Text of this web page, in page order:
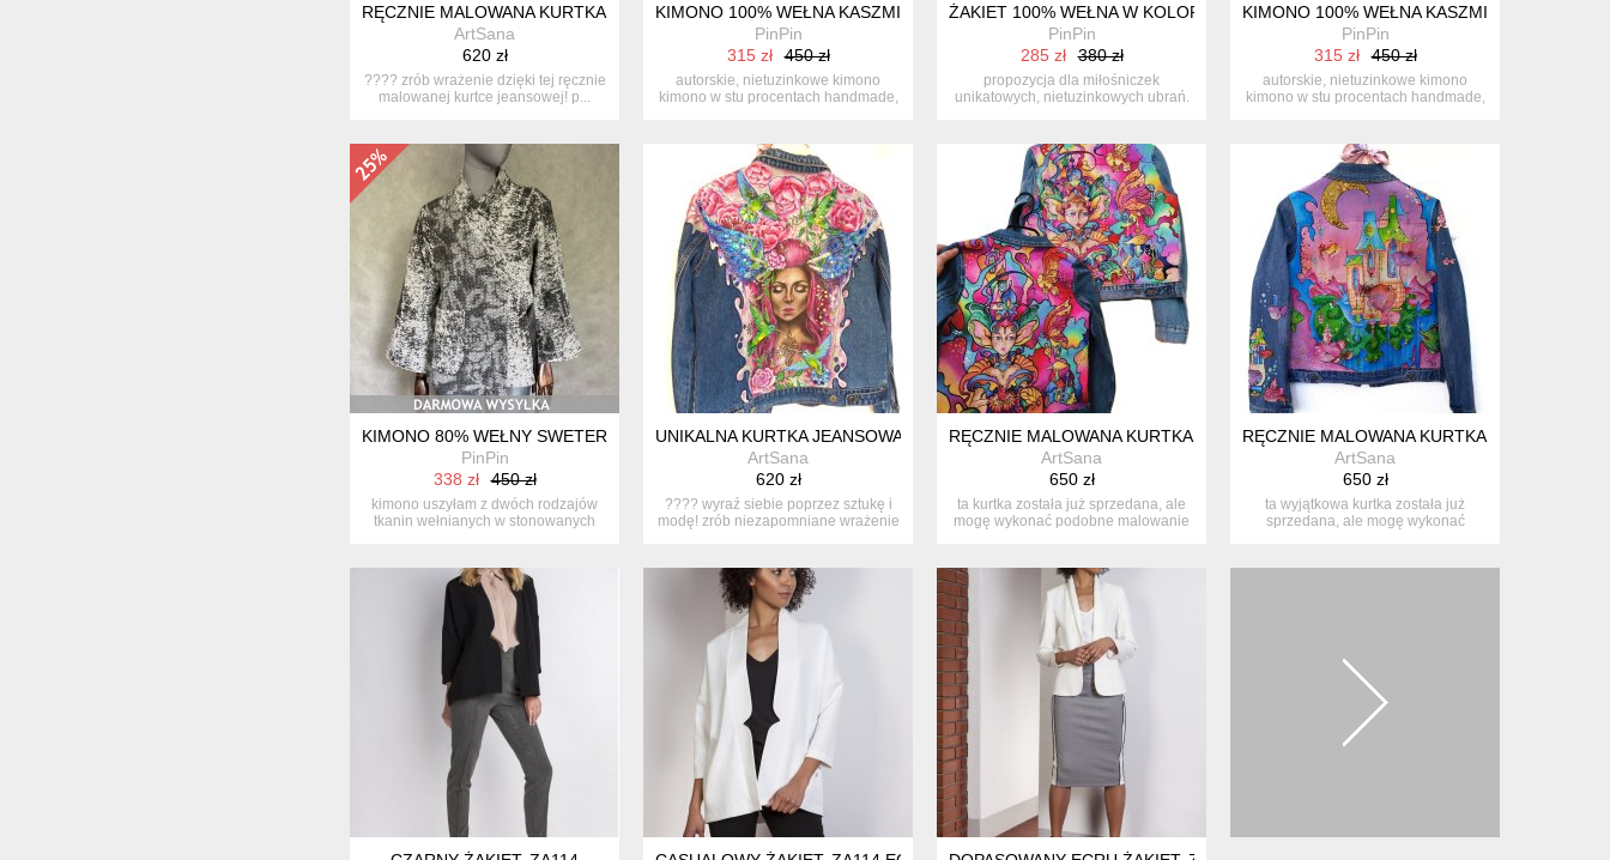
RĘCZNIE MALOWANA KURTKA JEANSOWA – UNIKATOWA KURTKA Z MALUNKIEM UV I PIÓRAMI, IDEALNA NA FESTIWAL
ArtSana
620 zł
???? zrób wrażenie dzięki tej ręcznie
malowanej kurtce jeansowej! p...
KIMONO 100% WEŁNA KASZMIR ZDOBIONE PATCHWORKOWĄ APLIKACJĄ Z MOTYWEM MISIA.
PinPin
315 zł
450 zł
autorskie, nietuzinkowe kimono
kimono w stu procentach handmade,
ŻAKIET 100% WEŁNA W KOLORZE SZARYM OZDOBIONY RĘCZNYM HAFTEM Z
PinPin
285 zł
380 zł
propozycja dla miłośniczek
unikatowych, nietuzinkowych ubrań.
KIMONO 100% WEŁNA KASZMIR ZDOBIONE
PinPin
315 zł
450 zł
autorskie, nietuzinkowe kimono
kimono w stu procentach handmade,
KIMONO 80% WEŁNY SWETER ŻAKIET.
PinPin
338 zł
450 zł
kimono uszyłam z dwóch rodzajów
tkanin wełnianych w stonowanych
UNIKALNA KURTKA JEANSOWA Z RĘCZNIE MALOWANYM PORTRETEM – BOHO STYL, PERSONALIZOWANA MODA
ArtSana
620 zł
???? wyraź siebie poprzez sztukę i
modę! zrób niezapomniane wrażenie
RĘCZNIE MALOWANA KURTKA JEANSOWA Z BAJKOWYM ŚWIATEM I
ArtSana
650 zł
ta kurtka została już sprzedana, ale
mogę wykonać podobne malowanie
RĘCZNIE MALOWANA KURTKA JEANSOWA
ArtSana
650 zł
ta wyjątkowa kurtka została już
sprzedana, ale mogę wykonać